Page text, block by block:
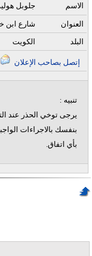
جلوبل الاسم
شارع ابن
العنوان
الكويت
البلد
تنبيه :
يرجى توخي الحذر عند
بنفسك بالاجراءات
بأي اتفاق.